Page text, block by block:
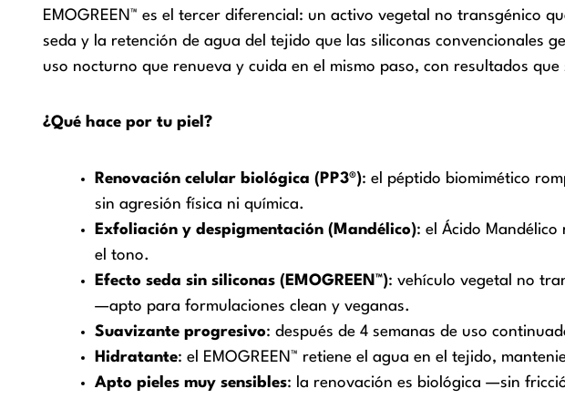
EMOGREEN™ es el tercer diferencial: un activo vegetal no transgénico
seda y la retención de agua del tejido que las siliconas convencionales
uso nocturno que renueva y cuida en el mismo paso, con resultados
¿Qué hace por tu piel?
Renovación celular biológica (PP3®): el péptido biomimético
sin agresión física ni química.
Exfoliación y despigmentación (Mandélico): el Ácido
el tono.
Efecto seda sin siliconas (EMOGREEN™): vehículo vegetal no
—apto para formulaciones clean y veganas.
Suavizante progresivo: después de 4 semanas de uso
Hidratante: el EMOGREEN™ retiene el agua en el tejido,
Apto pieles muy sensibles: la renovación es biológica —sin